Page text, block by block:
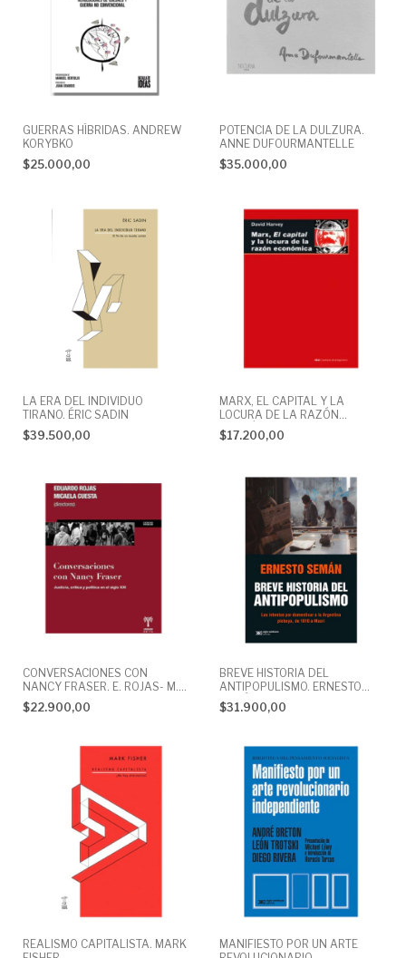
GUERRAS HÍBRIDAS. ANDREW
KORYBKO
$25.000,00
POTENCIA DE LA DULZURA.
ANNE DUFOURMANTELLE
$35.000,00
LA ERA DEL INDIVIDUO
TIRANO. ÉRIC SADIN
$39.500,00
MARX, EL CAPITAL Y LA
LOCURA DE LA RAZÓN
ECONÓMICA. DAVID HARVEY
$17.200,00
CONVERSACIONES CON
NANCY FRASER. E. ROJAS- M.
CUESTA (Directores)
$22.900,00
BREVE HISTORIA DEL
ANTIPOPULISMO. ERNESTO
SEMÁN
$31.900,00
REALISMO CAPITALISTA. MARK
MANIFIESTO POR UN ARTE